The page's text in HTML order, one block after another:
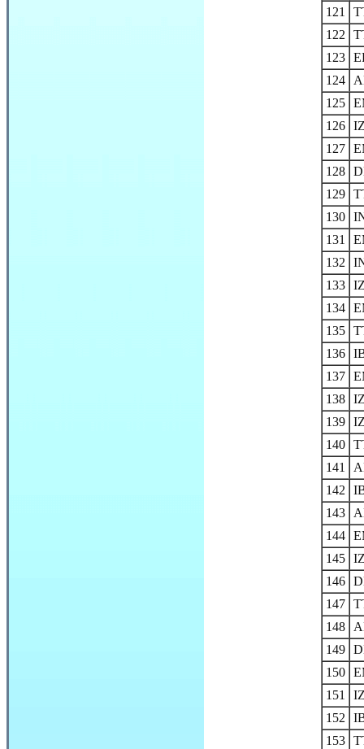
121
122
123
124
125
126
127
128
129
130
131
132
133
134
135
136
137
138
139
140
141
142
143
144
145
146
147
148
149
150
151
152
153